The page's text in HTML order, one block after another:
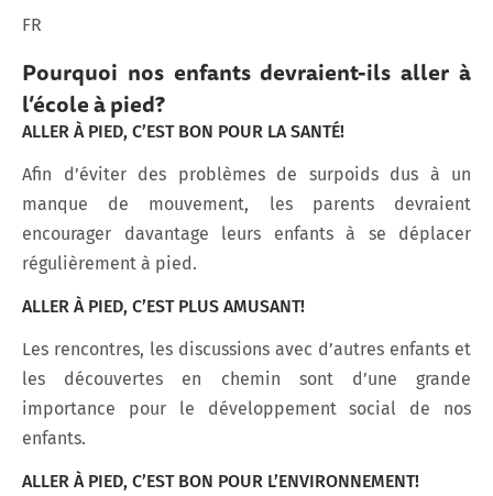
FR
Pourquoi nos enfants devraient-ils aller à
l’école à pied?
ALLER À PIED, C’EST BON POUR LA SANTÉ!
Afin d’éviter des problèmes de surpoids dus à un
manque de mouvement, les parents devraient
encourager davantage leurs enfants à se déplacer
régulièrement à pied.
ALLER À PIED, C’EST PLUS AMUSANT!
Les rencontres, les discussions avec d’autres enfants et
les découvertes en chemin sont d’une grande
importance pour le développement social de nos
enfants.
ALLER À PIED, C’EST BON POUR L’ENVIRONNEMENT!